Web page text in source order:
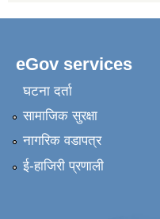
eGov services
घटना दर्ता
सामाजिक सुरक्षा
नागरिक वडापत्र
ई-हाजिरी प्रणाली